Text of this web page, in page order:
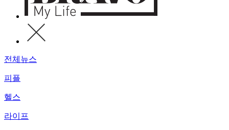
전체뉴스
피플
헬스
라이프